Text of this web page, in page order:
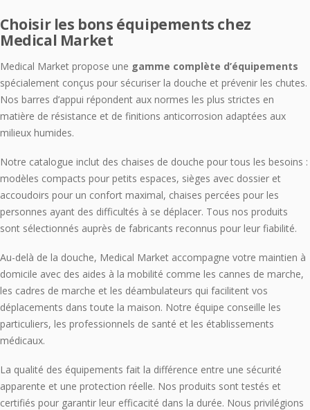
Choisir les bons équipements chez
Medical Market
Medical Market propose une gamme complète d’équipements
spécialement conçus pour sécuriser la douche et prévenir les chutes.
Nos barres d’appui répondent aux normes les plus strictes en
matière de résistance et de finitions anticorrosion adaptées aux
milieux humides.
Notre catalogue inclut des chaises de douche pour tous les besoins :
modèles compacts pour petits espaces, sièges avec dossier et
accoudoirs pour un confort maximal, chaises percées pour les
personnes ayant des difficultés à se déplacer. Tous nos produits
sont sélectionnés auprès de fabricants reconnus pour leur fiabilité.
Au-delà de la douche, Medical Market accompagne votre maintien à
domicile avec des aides à la mobilité comme les cannes de marche,
les cadres de marche et les déambulateurs qui facilitent vos
déplacements dans toute la maison. Notre équipe conseille les
particuliers, les professionnels de santé et les établissements
médicaux.
La qualité des équipements fait la différence entre une sécurité
apparente et une protection réelle. Nos produits sont testés et
certifiés pour garantir leur efficacité dans la durée. Nous privilégions